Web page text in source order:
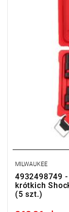
MILWAUKEE
4932498749
krótkich
(5 szt.)